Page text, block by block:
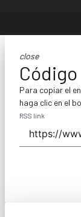
close
Para copiar el
haga clic en el
RSS link